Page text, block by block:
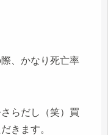
、かなり死亡率
らだし（笑）買
きます。